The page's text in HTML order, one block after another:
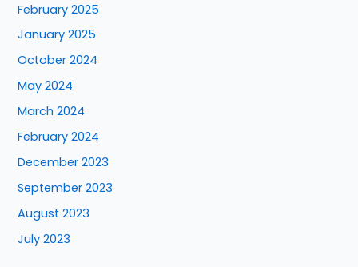
February 2025
January 2025
October 2024
May 2024
March 2024
February 2024
December 2023
September 2023
August 2023
July 2023